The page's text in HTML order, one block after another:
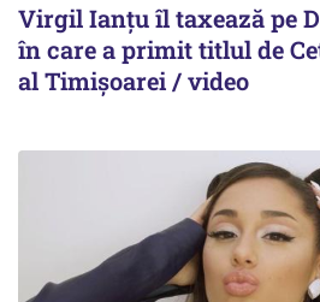
Virgil Ianțu îl taxează pe
în care a primit titlul de
al Timișoarei / video